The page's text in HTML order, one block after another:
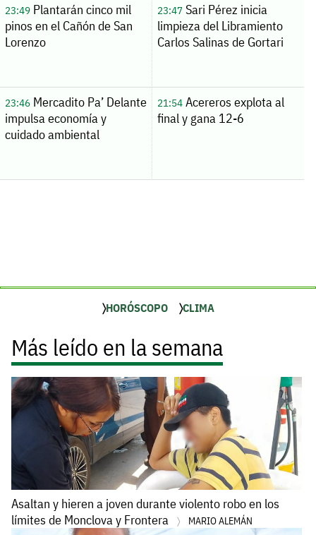
23:49Plantarán cinco mil
pinos en el Cañón de San
Lorenzo
23:47Sari Pérez inicia
limpieza del Libramiento
Carlos Salinas de Gortari
23:46Mercadito Pa’ Delante
impulsa economía y
cuidado ambiental
21:54Acereros explota al
final y gana 12-6
HORÓSCOPO CLIMA
Más leído en la semana
Asaltan y hieren a joven durante violento robo en los
límites de Monclova y Frontera
MARIO ALEMÁN